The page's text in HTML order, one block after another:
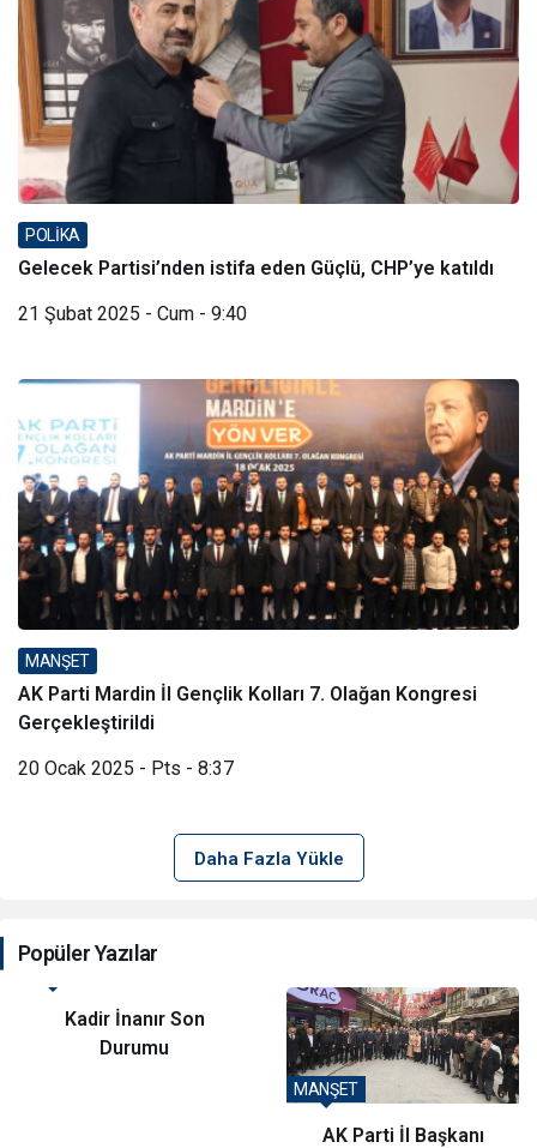
POLİKA
Gelecek Partisi’nden istifa eden Güçlü, CHP’ye katıldı
21 Şubat 2025 - Cum - 9:40
MANŞET
AK Parti Mardin İl Gençlik Kolları 7. Olağan Kongresi
Gerçekleştirildi
20 Ocak 2025 - Pts - 8:37
Daha Fazla Yükle
Popüler Yazılar
Kadir İnanır Son
Durumu
MANŞET
AK Parti İl Başkanı